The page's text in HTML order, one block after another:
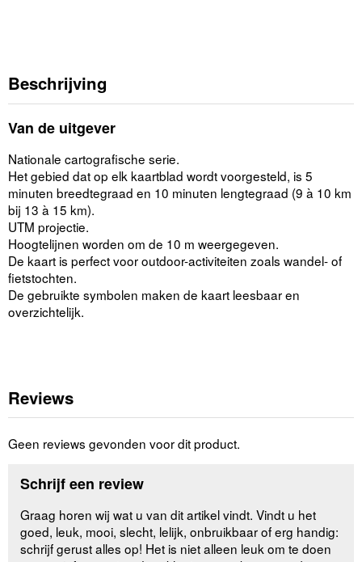
Beschrijving
Van de uitgever
Nationale cartografische serie.
Het gebied dat op elk kaartblad wordt voorgesteld, is 5
minuten breedtegraad en 10 minuten lengtegraad (9 à 10 km
bij 13 à 15 km).
UTM projectie.
Hoogtelijnen worden om de 10 m weergegeven.
De kaart is perfect voor outdoor-activiteiten zoals wandel- of
fietstochten.
De gebruikte symbolen maken de kaart leesbaar en
overzichtelijk.
Reviews
Geen reviews gevonden voor dit product.
Schrijf een review
Graag horen wij wat u van dit artikel vindt. Vindt u het
goed, leuk, mooi, slecht, lelijk, onbruikbaar of erg handig:
schrijf gerust alles op! Het is niet alleen leuk om te doen